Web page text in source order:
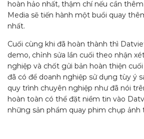
hoàn hảo nhất, thậm chí nếu cần
Media sẽ tiến hành một buổi quay
nhất.
Cuối cùng khi đã hoàn thành thì
demo, chỉnh sửa lần cuối theo nhận
nghiệp và chốt gửi bản hoàn thiện
đã có để doanh nghiệp sử dụng tùy ý
quy trình chuyên nghiệp như đã nói
hoàn toàn có thể đặt niềm tin vào
những sản phẩm quay phim chụp ảnh